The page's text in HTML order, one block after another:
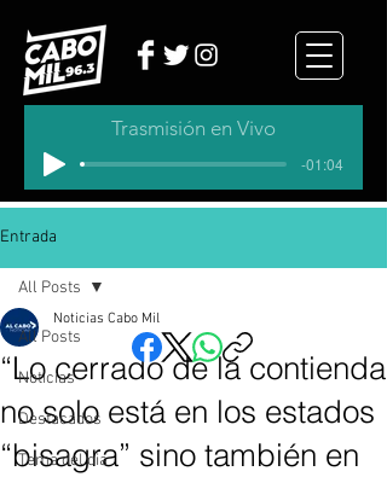
Trasmisión en Vivo
-01:04
Entrada
All Posts
Noticias
Destacados
Tema del dia
All Posts
“Lo cerrado de la contienda
no solo está en los estados
“bisagra” sino también en
Noticias Cabo Mil